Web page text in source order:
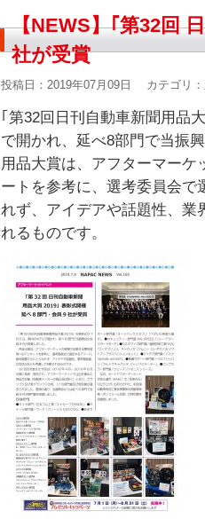
【NEWS】｢第32回
社が受賞
投稿日：2019年07月09日 カテゴリ：
｢第32回日刊自動車新聞用品
で開かれ、延べ8部門で当振
用品大賞は、アフターマーケ
ートを参考に、選考委員会で
れず、アイデアや話題性、業
れるものです。